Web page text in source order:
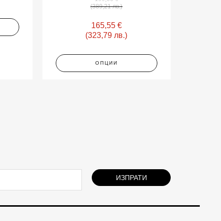
(389,21 лв.)
165,55 €
(323,79 лв.)
ОПЦИИ
ИЗПРАТИ